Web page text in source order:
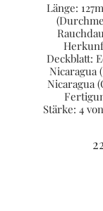
Länge:
Deckblatt:
Nicaragua
Nicaragua
Stärke: 4